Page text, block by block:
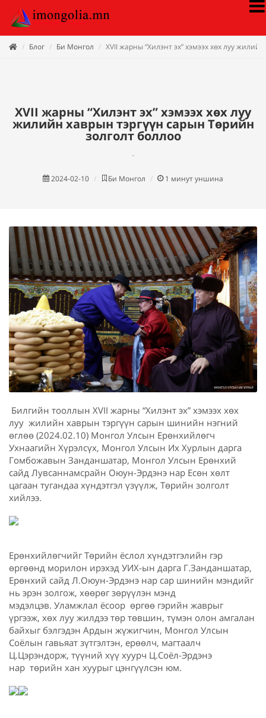
Блог Би Монгол XVII жарны “Хилэнт эх” хэмээх хөх луу
XVII жарны “Хилэнт эх” хэмээх хөх луу
жилийн хаврын тэргүүн сарын Төрийн
золголт боллоо
-
2024-02-10 Би Монгол 1 минут уншина
Билгийн тооллын XVII жарны “Хилэнт эх” хэмээх хөх
луу жилийн хаврын тэргүүн сарын шинийн нэгний
өглөө (2024.02.10) Монгол Улсын Ерөнхийлөгч
Ухнаагийн Хүрэлсүх, Монгол Улсын Их Хурлын дарга
Гомбожавын Занданшатар, Монгол Улсын Ерөнхий
сайд Лувсаннамсрайн Оюун-Эрдэнэ нар Есөн хөлт
цагаан тугандаа хүндэтгэл үзүүлж, Төрийн золголт
хийлээ.
Ерөнхийлөгчийг Төрийн ёслол хүндэтгэлийн гэр
өргөөнд морилон ирэхэд УИХ-ын дарга Г.Занданшатар,
Ерөнхий сайд Л.Оюун-Эрдэнэ нар сар шинийн мэндийг
нь эрэн золгож, хөөрөг зөрүүлэн мэнд
мэдэлцэв. Уламжлал ёсоор өргөө гэрийн жаврыг
үргээж, хөх луу жилдээ төр төвшин, түмэн олон амгалан
байхыг бэлгэдэн Ардын жүжигчин, Монгол Улсын
Соёлын гавьяат зүтгэлтэн, ерөөлч, магтаалч
Ц.Цэрэндорж, түүний хүү хуурч Ц.Соёл-Эрдэнэ
нар төрийн хан хуурыг цэнгүүлсэн юм.